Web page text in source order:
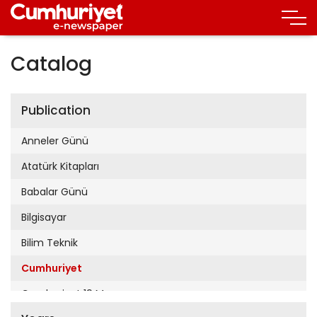
Catalog
Publication
Anneler Günü
Atatürk Kitapları
Babalar Günü
Bilgisayar
Bilim Teknik
Cumhuriyet
Cumhuriyet 19 Mayıs